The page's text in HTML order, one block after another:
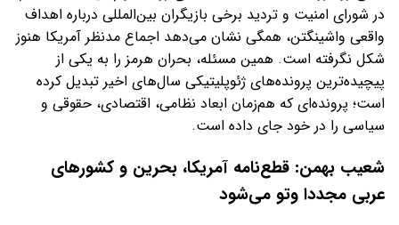
در شورای امنیت و تردید برخی بازیگران بین‌المللی درباره اهداف
واقعی واشینگتن، همگی نشان می‌دهد اجماع مدنظر آمریکا هنوز
شکل نگرفته است. همین مسئله، بحران هرمز را به یکی از
پیچیده‌ترین پرونده‌های ژئوپلیتیکی سال‌های اخیر تبدیل کرده
است؛ پرونده‌ای که هم‌زمان ابعاد نظامی، اقتصادی، حقوقی و
سیاسی را در خود جای داده است.
شعیب بهمن: قطع‌نامه آمریکا، بحرین و کشورهای
عربی مجددا وتو می‌شود